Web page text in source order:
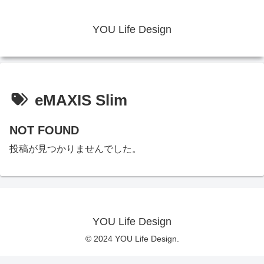
YOU Life Design
eMAXIS Slim
NOT FOUND
投稿が見つかりませんでした。
YOU Life Design
© 2024 YOU Life Design.